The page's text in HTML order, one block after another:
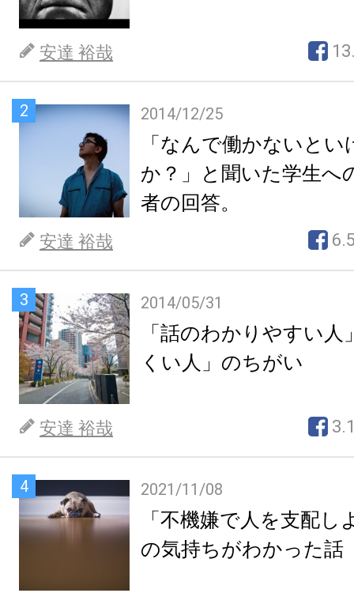
安達 裕哉
2 2014/12/25
「なんで働かないと
か？」と聞いた学生へ
者の回答。
安達 裕哉
3 2014/05/31
「話のわかりやすい
くい人」のちがい
安達 裕哉
4 2021/11/08
「不機嫌で人を支配し
の気持ちがわかった話